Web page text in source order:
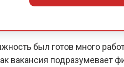
был готов много
вакансия подразумевает